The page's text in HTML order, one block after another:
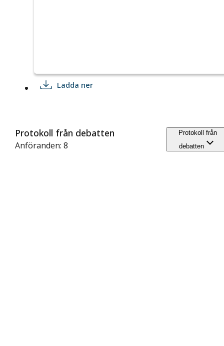
Ladda ner
Protokoll från debatten
Anföranden: 8
Protokoll från
debatten